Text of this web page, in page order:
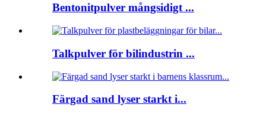
Bentonitpulver mångsidigt ...
Talkpulver för bilindustrin ...
Färgad sand lyser starkt i...